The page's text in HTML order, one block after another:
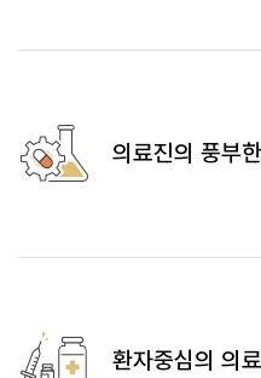
의료진의 풍부
환자중심의 의